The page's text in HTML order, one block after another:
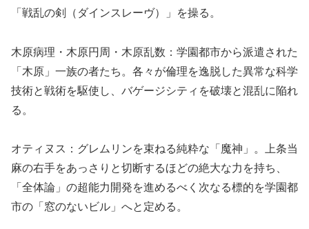
「戦乱の剣（ダインスレーヴ）」を操る。
木原病理・木原円周・木原乱数：学園都市から派遣された
「木原」一族の者たち。各々が倫理を逸脱した異常な科学
技術と戦術を駆使し、バゲージシティを破壊と混乱に陥れ
る。
オティヌス：グレムリンを束ねる純粋な「魔神」。上条当
麻の右手をあっさりと切断するほどの絶大な力を持ち、
「全体論」の超能力開発を進めるべく次なる標的を学園都
市の「窓のないビル」へと定める。